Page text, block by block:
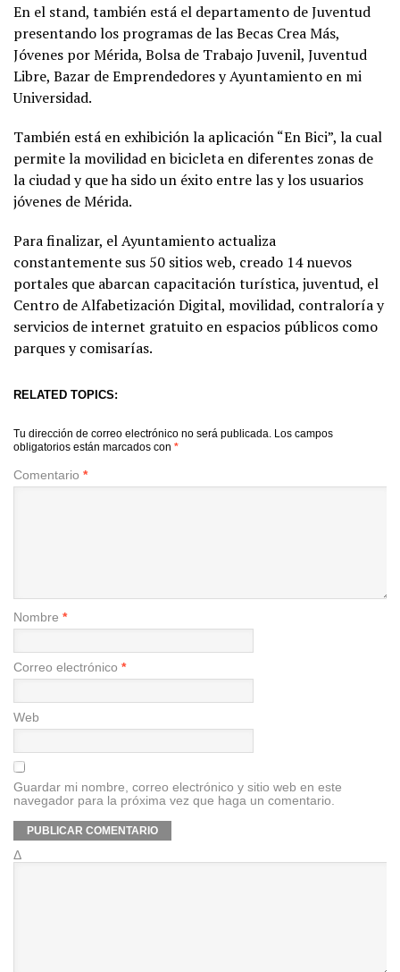
En el stand, también está el departamento de Juventud
presentando los programas de las Becas Crea Más,
Jóvenes por Mérida, Bolsa de Trabajo Juvenil, Juventud
Libre, Bazar de Emprendedores y Ayuntamiento en mi
Universidad.
También está en exhibición la aplicación “En Bici”, la cual
permite la movilidad en bicicleta en diferentes zonas de
la ciudad y que ha sido un éxito entre las y los usuarios
jóvenes de Mérida.
Para finalizar, el Ayuntamiento actualiza
constantemente sus 50 sitios web, creado 14 nuevos
portales que abarcan capacitación turística, juventud, el
Centro de Alfabetización Digital, movilidad, contraloría y
servicios de internet gratuito en espacios públicos como
parques y comisarías.
RELATED TOPICS:
Tu dirección de correo electrónico no será publicada. Los campos
obligatorios están marcados con *
Comentario *
Nombre *
Correo electrónico *
Web
Guardar mi nombre, correo electrónico y sitio web en este
navegador para la próxima vez que haga un comentario.
Δ